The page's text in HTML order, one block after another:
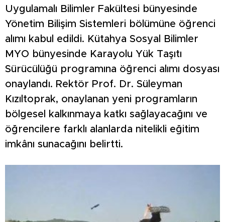
Uygulamalı Bilimler Fakültesi bünyesinde
Yönetim Bilişim Sistemleri bölümüne öğrenci
alımı kabul edildi. Kütahya Sosyal Bilimler
MYO bünyesinde Karayolu Yük Taşıtı
Sürücülüğü programına öğrenci alımı dosyası
onaylandı. Rektör Prof. Dr. Süleyman
Kızıltoprak, onaylanan yeni programların
bölgesel kalkınmaya katkı sağlayacağını ve
öğrencilere farklı alanlarda nitelikli eğitim
imkânı sunacağını belirtti.